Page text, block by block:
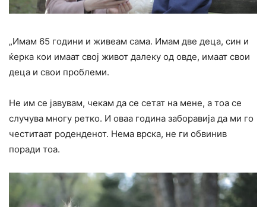
„Имам 65 години и живеам сама. Имам две деца, син и
ќерка кои имаат свој живот далеку од овде, имаат свои
деца и свои проблеми.
Не им се јавувам, чекам да се сетат на мене, а тоа се
случува многу ретко. И оваа година заборавија да ми го
честитаат роденденот. Нема врска, не ги обвинив
поради тоа.